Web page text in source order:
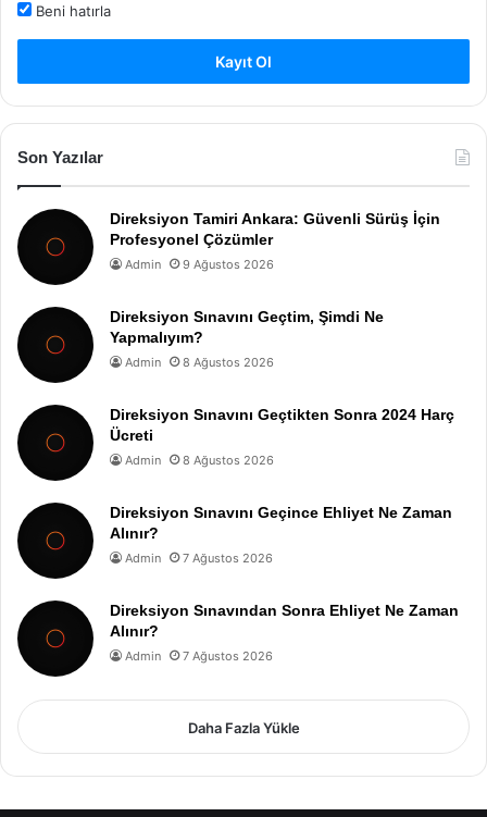
Beni hatırla
Kayıt Ol
Son Yazılar
Direksiyon Tamiri Ankara: Güvenli Sürüş İçin
Profesyonel Çözümler
Admin 9 Ağustos 2026
Direksiyon Sınavını Geçtim, Şimdi Ne
Yapmalıyım?
Admin 8 Ağustos 2026
Direksiyon Sınavını Geçtikten Sonra 2024 Harç
Ücreti
Admin 8 Ağustos 2026
Direksiyon Sınavını Geçince Ehliyet Ne Zaman
Alınır?
Admin 7 Ağustos 2026
Direksiyon Sınavından Sonra Ehliyet Ne Zaman
Alınır?
Admin 7 Ağustos 2026
Daha Fazla Yükle